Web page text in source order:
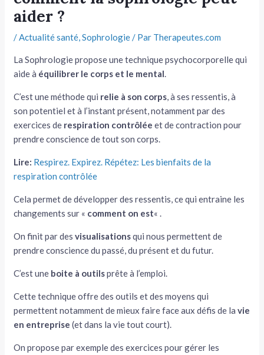
aider ?
/Actualité santé,Sophrologie/ Par Therapeutes.com
La Sophrologie propose une technique psychocorporelle qui
aide à équilibrer le corps et le mental.
C’est une méthode qui relie à son corps, à ses ressentis, à
son potentiel et à l’instant présent, notamment par des
exercices de respiration contrôlée et de contraction pour
prendre conscience de tout son corps.
Lire: Respirez. Expirez. Répétez: Les bienfaits de la
respiration contrôlée
Cela permet de développer des ressentis, ce qui entraine les
changements sur « comment on est« .
On finit par desvisualisationsqui nous permettent de
prendre conscience du passé, du présent et du futur.
C’est une boite à outilsprête à l’emploi.
Cette technique offre des outils et des moyens qui
permettent notamment de mieux faire face aux défis de lavie
en entreprise (et dans la vie tout court).
On propose par exemple des exercices pour gérer les